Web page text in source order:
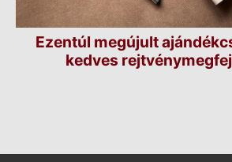
Ezentúl megújult
kedves